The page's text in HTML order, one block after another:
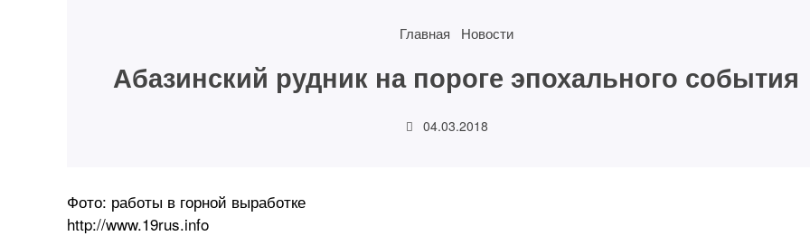
Главная Новости
Абазинский рудник на пороге эпохального события
04.03.2018
Фото: работы в горной выработке
http://www.19rus.info